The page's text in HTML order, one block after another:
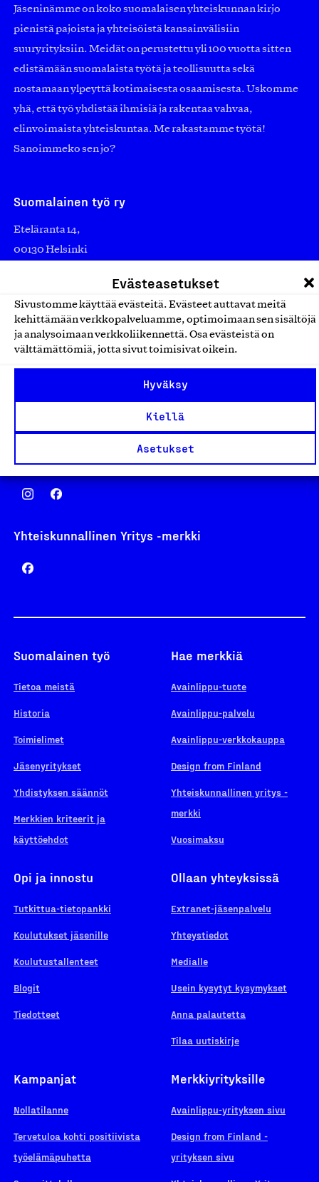
Evästeasetukset
Sivustomme käyttää evästeitä. Evästeet auttavat meitä
kehittämään verkkopalveluamme, optimoimaan sen sisältöjä
ja analysoimaan verkkoliikennettä. Osa evästeistä on
välttämättömiä, jotta sivut toimisivat oikein.
Hyväksy
Kiellä
Asetukset
Jäseninämme on koko suomalaisen yhteiskunnan kirjo
pienistä pajoista ja yhteisöistä kansainvälisiin
suuryrityksiin. Meidät on perustettu yli 100 vuotta sitten
edistämään suomalaista työtä ja teollisuutta sekä
nostamaan ylpeyttä kotimaisesta osaamisesta. Uskomme
yhä, että työ yhdistää ihmisiä ja rakentaa vahvaa,
elinvoimaista yhteiskuntaa. Me rakastamme työtä!
Sanoimmeko sen jo?
Suomalainen työ ry
Eteläranta 14,
00130 Helsinki
asiakaspalvelu@suomalainentyo.fi
laskutus@suomalainentyo.fi
Design From Finland
Yhteiskunnallinen Yritys -merkki
Suomalainen työ
Tietoa meistä
Historia
Toimielimet
Jäsenyritykset
Yhdistyksen säännöt
Merkkien kriteerit ja
käyttöehdot
Hae merkkiä
Avainlippu-tuote
Avainlippu-palvelu
Avainlippu-verkkokauppa
Design from Finland
Yhteiskunnallinen yritys -
merkki
Vuosimaksu
Opi ja innostu
Tutkittua-tietopankki
Koulutukset jäsenille
Koulutustallenteet
Blogit
Tiedotteet
Ollaan yhteyksissä
Extranet-jäsenpalvelu
Yhteystiedot
Medialle
Usein kysytyt kysymykset
Anna palautetta
Tilaa uutiskirje
Kampanjat
Nollatilanne
Tervetuloa kohti positiivista
työelämäpuhetta
Merkkiyrityksille
Avainlippu-yrityksen sivu
Design from Finland -
yrityksen sivu